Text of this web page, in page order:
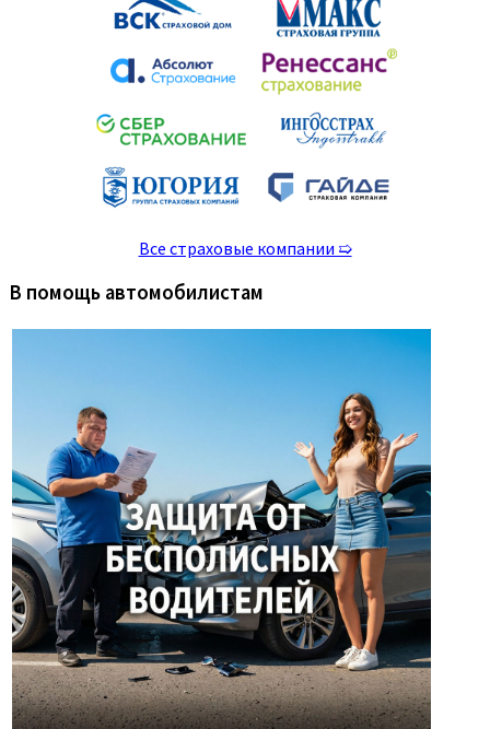
Все страховые компании ➯
В помощь автомобилистам